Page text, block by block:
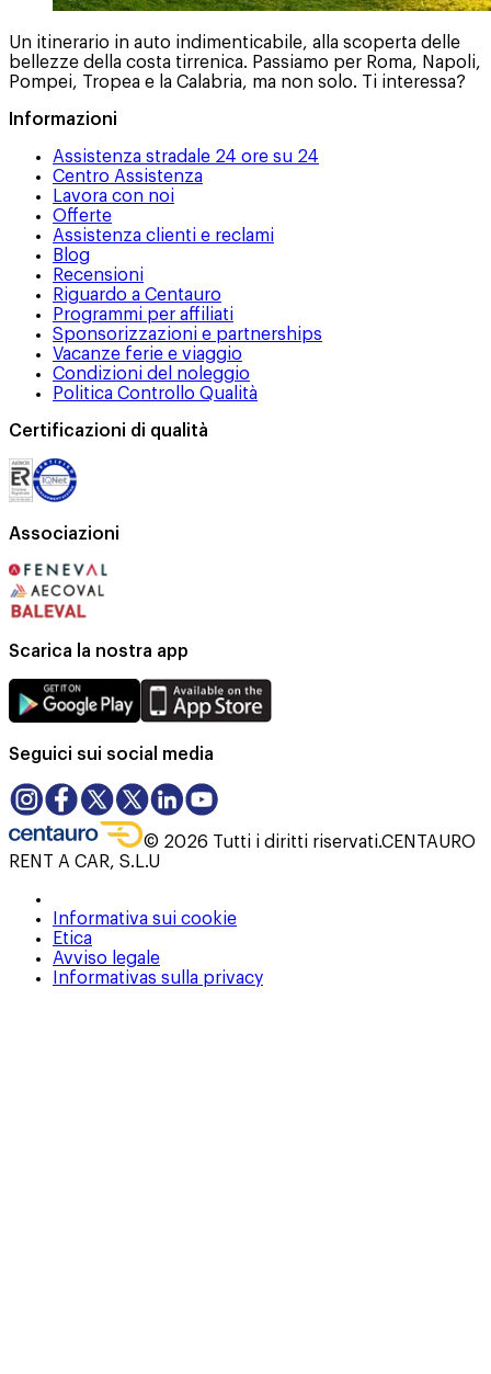
Un itinerario in auto indimenticabile, alla scoperta delle
bellezze della costa tirrenica. Passiamo per Roma, Napoli,
Pompei, Tropea e la Calabria, ma non solo. Ti interessa?
Informazioni
Assistenza stradale 24 ore su 24
Centro Assistenza
Lavora con noi
Offerte
Assistenza clienti e reclami
Blog
Recensioni
Riguardo a Centauro
Programmi per affiliati
Sponsorizzazioni e partnerships
Vacanze ferie e viaggio
Condizioni del noleggio
Politica Controllo Qualità
Certificazioni di qualità
Associazioni
Scarica la nostra app
Seguici sui social media
© 2026 Tutti i diritti riservati.CENTAURO
RENT A CAR, S.L.U
Informativa sui cookie
Etica
Avviso legale
Informativas sulla privacy